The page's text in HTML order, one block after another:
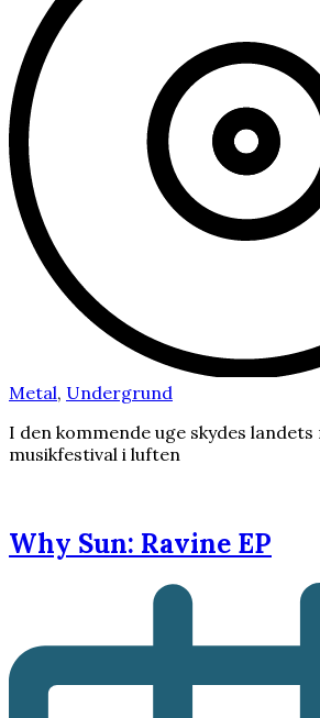
Metal, Undergrund
I den kommende uge skydes
musikfestival i luften
Why Sun: Ravine EP